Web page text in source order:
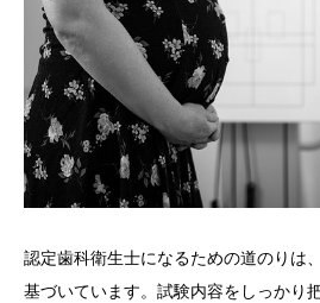
認定歯科衛生士になるための道のりは
基づいています。試験内容をしっかり